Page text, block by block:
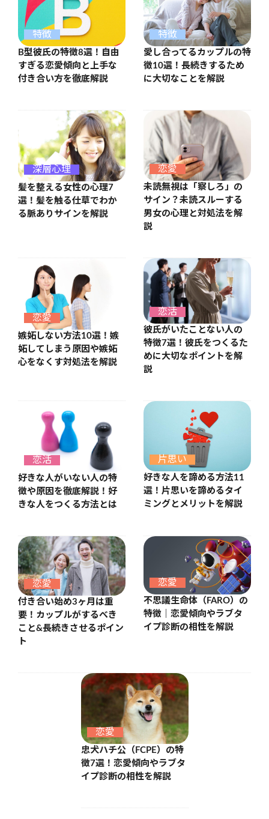
特徴
B型彼氏の特徴8選！自由
すぎる恋愛傾向と上手な
付き合い方を徹底解説
特徴
愛し合ってるカップルの特
徴10選！長続きするため
に大切なことを解説
深層心理
髪を整える女性の心理7
選！髪を触る仕草でわか
る脈ありサインを解説
恋愛
未読無視は「察しろ」の
サイン？未読スルーする
男女の心理と対処法を解
説
恋愛
嫉妬しない方法10選！嫉
妬してしまう原因や嫉妬
心をなくす対処法を解説
恋活
彼氏がいたことない人の
特徴7選！彼氏をつくるた
めに大切なポイントを解
説
恋活
好きな人がいない人の特
徴や原因を徹底解説！好
きな人をつくる方法とは
片思い
好きな人を諦める方法11
選！片思いを諦めるタイ
ミングとメリットを解説
恋愛
付き合い始め3ヶ月は重
要！カップルがするべき
こと&長続きさせるポイン
ト
恋愛
不思議生命体（FARO）の
特徴｜恋愛傾向やラブタ
イプ診断の相性を解説
恋愛
忠犬ハチ公（FCPE）の特
徴7選！恋愛傾向やラブタ
イプ診断の相性を解説